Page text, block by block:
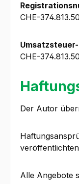
CHE-
CHE-
Der Autor
Alle Angebote